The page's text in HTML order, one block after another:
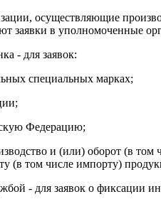
осуществляющие
заявки в уполномоченные
- для заявок:
специальных марках;
Федерацию;
и (или) оборот (в том
(в том числе импорту)
- для заявок о фиксации